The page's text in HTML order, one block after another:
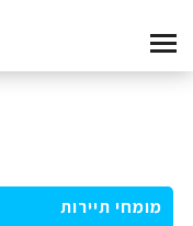
מומחי תיירות